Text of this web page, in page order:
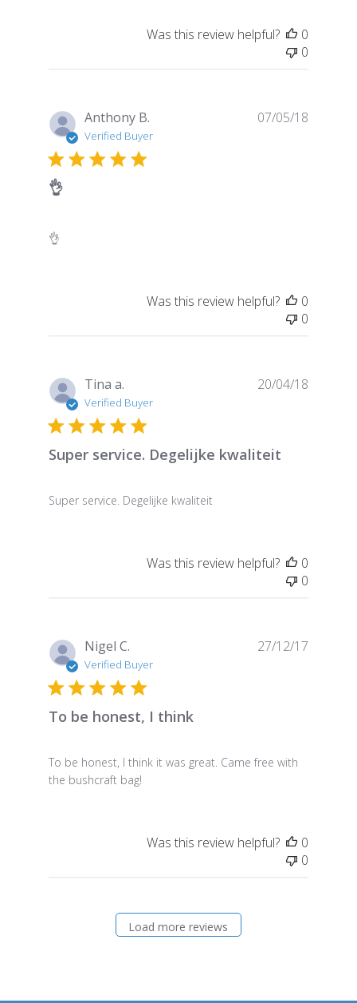
Was this review helpful?
0
0
Anthony B.
Verified Buyer
👌
👌
07/05/18
Was this review helpful?
0
0
Tina a.
Verified Buyer
Super service. Degelijke kwaliteit
Super service. Degelijke kwaliteit
20/04/18
Was this review helpful?
0
0
Nigel C.
Verified Buyer
To be honest, I think
To be honest, I think it was great. Came free with
the bushcraft bag!
27/12/17
Was this review helpful?
0
0
Load more reviews